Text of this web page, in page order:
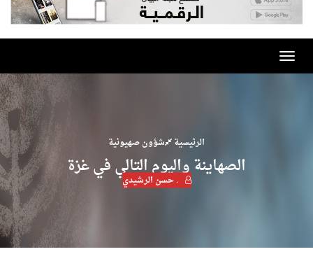
Toggle
navigation
الرئيسية شؤون صهيونية
الصهاينة واليوم التالي في غزة
. حسن الرشيدي